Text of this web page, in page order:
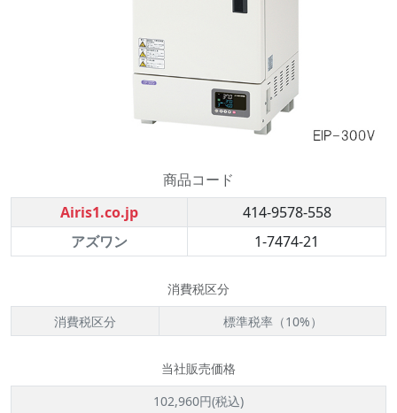
商品コード
Airis1.co.jp
414-9578-558
アズワン
1-7474-21
消費税区分
消費税区分
標準税率（10%）
当社販売価格
102,960円(税込)